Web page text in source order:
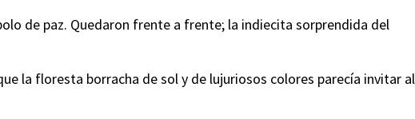
de paz. Quedaron frente a frente; la indiecita sorprendida del
la floresta borracha de sol y de lujuriosos colores parecía invitar al